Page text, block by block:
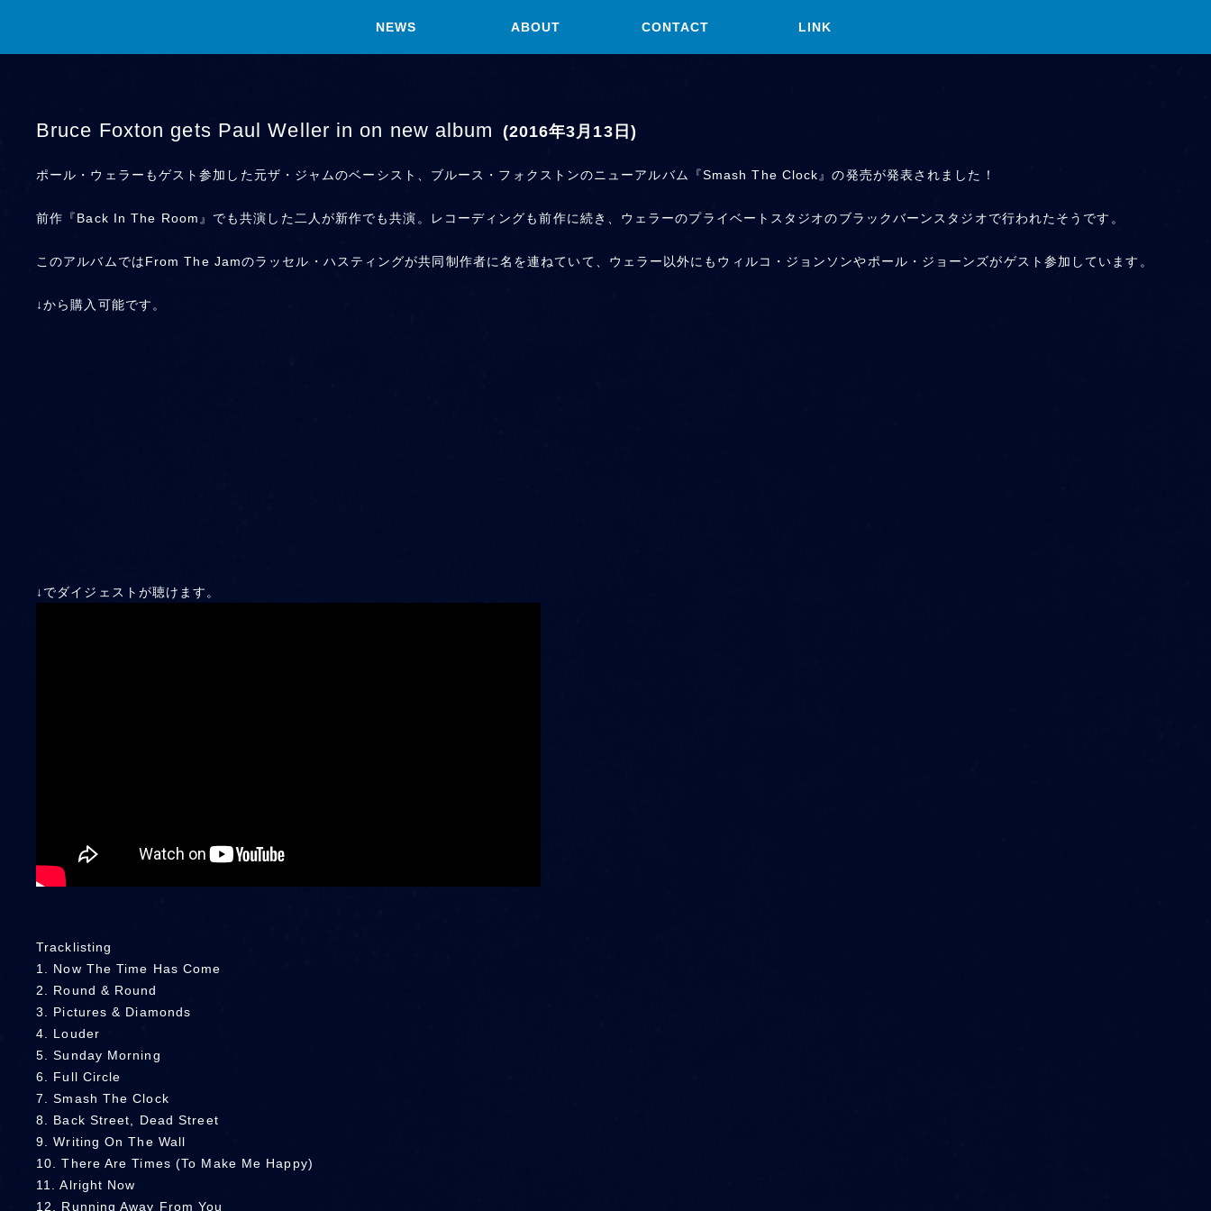
NEWS ABOUT CONTACT LINK
Bruce Foxton gets Paul Weller in on new album (2016年3月13日)
ポール・ウェラーもゲスト参加した元ザ・ジャムのベーシスト、ブルース・フォクストンのニューアルバム『Smash The Clock』の発売が発表されました！
前作『Back In The Room』でも共演した二人が新作でも共演。レコーディングも前作に続き、ウェラーのプライベートスタジオのブラックバーンスタジオで行われたそうです。
このアルバムではFrom The Jamのラッセル・ハスティングが共同制作者に名を連ねていて、ウェラー以外にもウィルコ・ジョンソンやポール・ジョーンズがゲスト参加しています。
↓から購入可能です。
↓でダイジェストが聴けます。
Tracklisting
1. Now The Time Has Come
2. Round & Round
3. Pictures & Diamonds
4. Louder
5. Sunday Morning
6. Full Circle
7. Smash The Clock
8. Back Street, Dead Street
9. Writing On The Wall
10. There Are Times (To Make Me Happy)
11. Alright Now
12. Running Away From You